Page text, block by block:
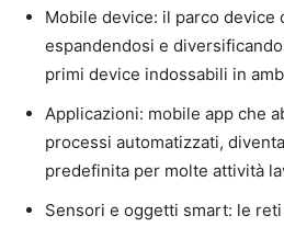
Mobile device: il parco device
espandendosi e
primi device indossabili in
Applicazioni: mobile app che
processi automatizzati,
predefinita per molte attività
Sensori e oggetti smart: le